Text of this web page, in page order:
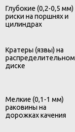
Глубокие (0,2-0,5 мм)
риски на поршнях и
цилиндрах
Кратеры (язвы) на
распределительном
диске
Мелкие (0,1-1 мм)
раковины на
дорожках качения